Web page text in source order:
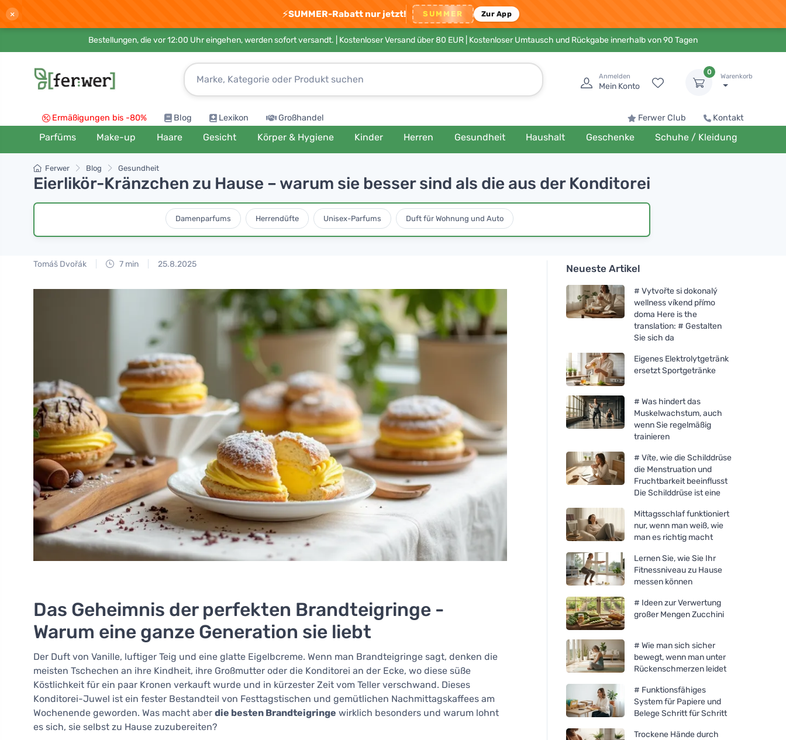
× ⚡SUMMER-Rabatt nur jetzt! SUMMER Zur App
Bestellungen, die vor 12:00 Uhr eingehen, werden sofort versandt. | Kostenloser Versand über 80 EUR | Kostenloser Umtausch und Rückgabe innerhalb von 90 Tagen
Anmelden
Mein Konto
0
Warenkorb
Ermäßigungen bis -80% Blog Lexikon Großhandel Ferwer Club Kontakt
Parfüms Make-up Haare Gesicht Körper & Hygiene Kinder Herren Gesundheit Haushalt Geschenke Schuhe / Kleidung
Ferwer Blog Gesundheit
Eierlikör-Kränzchen zu Hause – warum sie besser sind als die aus der Konditorei
Damenparfums Herrendüfte Unisex-Parfums Duft für Wohnung und Auto
Tomáš Dvořák 7 min 25.8.2025
Das Geheimnis der perfekten Brandteigringe -
Warum eine ganze Generation sie liebt
Der Duft von Vanille, luftiger Teig und eine glatte Eigelbcreme. Wenn man Brandteigringe sagt, denken die
meisten Tschechen an ihre Kindheit, ihre Großmutter oder die Konditorei an der Ecke, wo diese süße
Köstlichkeit für ein paar Kronen verkauft wurde und in kürzester Zeit vom Teller verschwand. Dieses
Konditorei-Juwel ist ein fester Bestandteil von Festtagstischen und gemütlichen Nachmittagskaffees am
Wochenende geworden. Was macht aber die besten Brandteigringe wirklich besonders und warum lohnt
es sich, sie selbst zu Hause zuzubereiten?
Neueste Artikel
# Vytvořte si dokonalý
wellness víkend přímo
doma Here is the
translation: # Gestalten
Sie sich da
Eigenes Elektrolytgetränk
ersetzt Sportgetränke
# Was hindert das
Muskelwachstum, auch
wenn Sie regelmäßig
trainieren
# Víte, wie die Schilddrüse
die Menstruation und
Fruchtbarkeit beeinflusst
Die Schilddrüse ist eine
Mittagsschlaf funktioniert
nur, wenn man weiß, wie
man es richtig macht
Lernen Sie, wie Sie Ihr
Fitnessniveau zu Hause
messen können
# Ideen zur Verwertung
großer Mengen Zucchini
# Wie man sich sicher
bewegt, wenn man unter
Rückenschmerzen leidet
# Funktionsfähiges
System für Papiere und
Belege Schritt für Schritt
Trockene Hände durch